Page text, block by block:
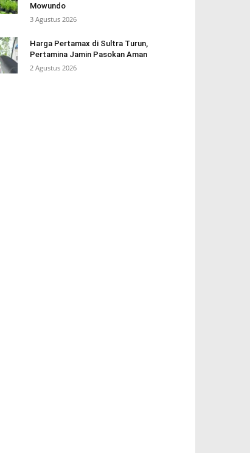
Mowundo
3 Agustus 2026
Harga Pertamax di Sultra Turun,
Pertamina Jamin Pasokan Aman
2 Agustus 2026